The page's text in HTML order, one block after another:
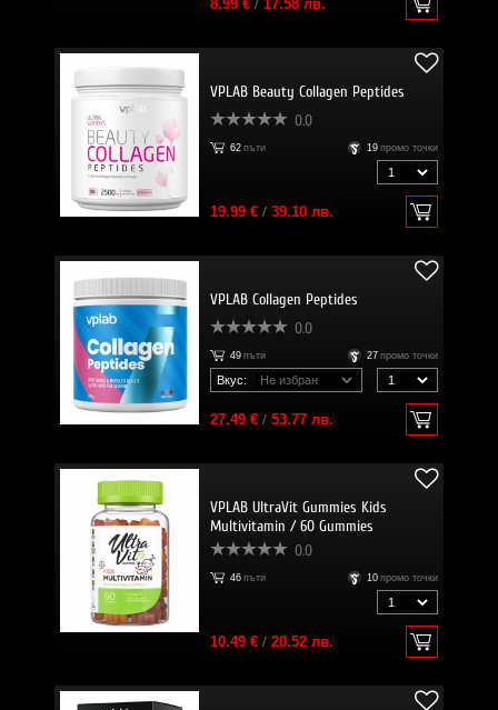
8.99 €/ 17.58 лв.
VPLAB Beauty Collagen Peptides
0.0
62 пъти 19 промо точки
19.99 €/ 39.10 лв.
VPLAB Collagen Peptides
0.0
49 пъти 27 промо точки
Вкус:
27.49 €/ 53.77 лв.
VPLAB UltraVit Gummies Kids
Multivitamin / 60 Gummies
0.0
46 пъти 10 промо точки
10.49 €/ 20.52 лв.